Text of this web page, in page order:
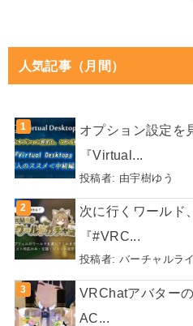
人気記事（月間）
オプション設定を
『Virtual...
投稿者: 由宇樹ゆう
次に行くワールド
『#VRC...
投稿者: バーチャルラ
VRChatアバターの
AC...